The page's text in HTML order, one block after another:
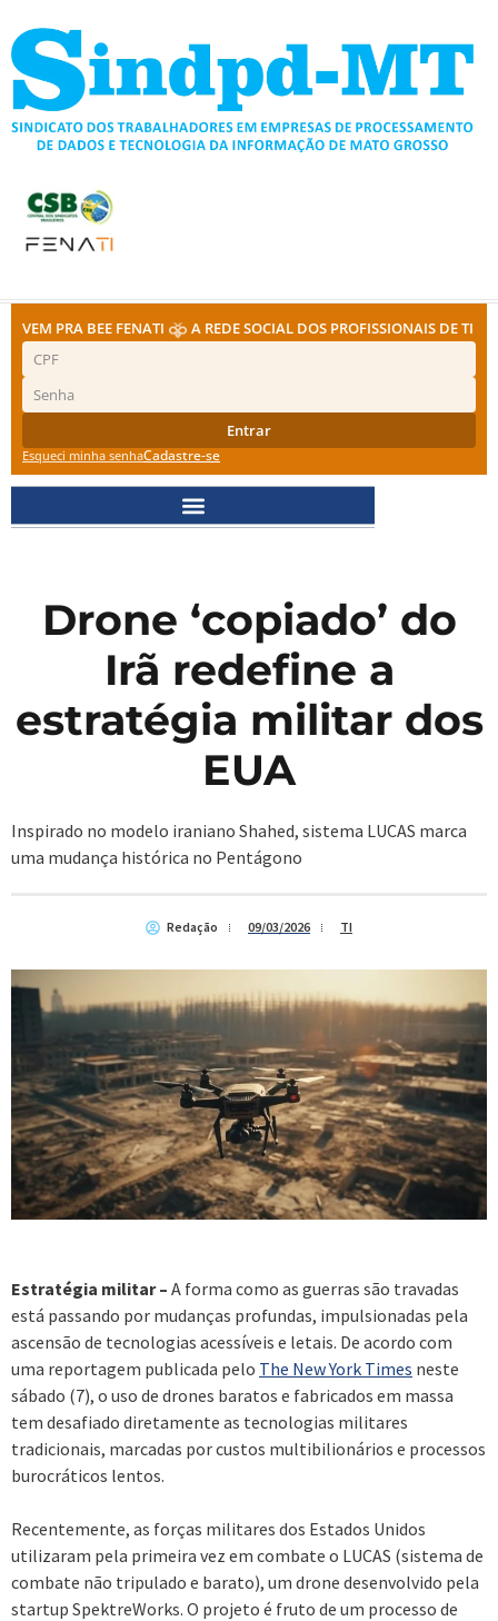
para
conteúdo
VEM PRA BEE FENATI A REDE SOCIAL DOS PROFISSIONAIS DE TI
Entrar
Esqueci minha senhaCadastre-se
Drone ‘copiado’ do
Irã redefine a
estratégia militar dos
EUA
Inspirado no modelo iraniano Shahed, sistema LUCAS marca
uma mudança histórica no Pentágono
Redação 09/03/2026 TI
Estratégia militar – A forma como as guerras são travadas
está passando por mudanças profundas, impulsionadas pela
ascensão de tecnologias acessíveis e letais. De acordo com
uma reportagem publicada pelo The New York Times neste
sábado (7), o uso de drones baratos e fabricados em massa
tem desafiado diretamente as tecnologias militares
tradicionais, marcadas por custos multibilionários e processos
burocráticos lentos.
Recentemente, as forças militares dos Estados Unidos
utilizaram pela primeira vez em combate o LUCAS (sistema de
combate não tripulado e barato), um drone desenvolvido pela
startup SpektreWorks. O projeto é fruto de um processo de